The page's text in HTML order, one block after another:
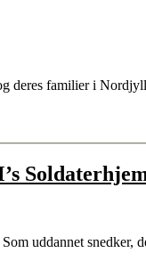
deres familier i
uddannet snedker,